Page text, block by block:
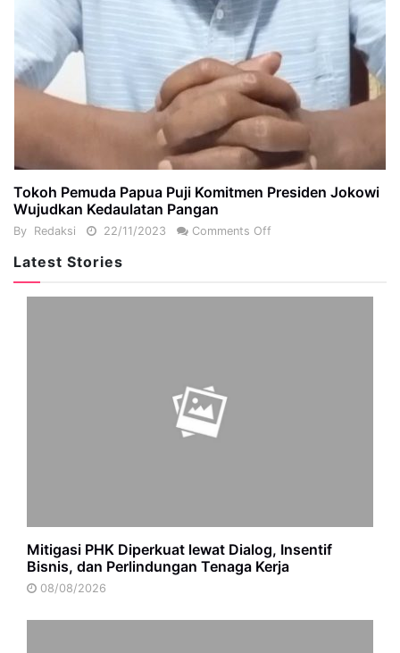
Tokoh Pemuda Papua Puji Komitmen Presiden Jokowi
Wujudkan Kedaulatan Pangan
By Redaksi 22/11/2023 Comments Off
Latest Stories
Mitigasi PHK Diperkuat lewat Dialog, Insentif
Bisnis, dan Perlindungan Tenaga Kerja
08/08/2026